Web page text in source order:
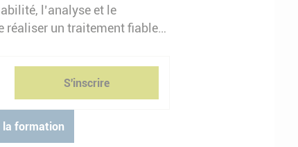
l’analyse et le
réaliser un traitement fiable
collectives et des
S'inscrire
la formation